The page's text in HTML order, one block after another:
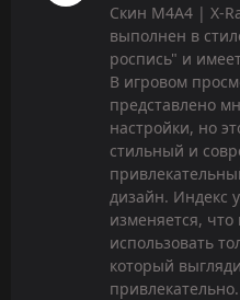
Скин M4A4 | X-
выполнен в
роспись" и
В игровом
представлено
настройки, но
стильный и
дизайн. Индекс
изменяется,
использовать
который
привлекательно.